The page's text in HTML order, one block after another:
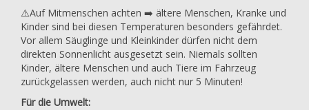
⚠️Auf Mitmenschen achten ➡️ ältere Menschen, Kranke und
Kinder sind bei diesen Temperaturen besonders gefährdet.
Vor allem Säuglinge und Kleinkinder dürfen nicht dem
direkten Sonnenlicht ausgesetzt sein. Niemals sollten
Kinder, ältere Menschen und auch Tiere im Fahrzeug
zurückgelassen werden, auch nicht nur 5 Minuten!
Für die Umwelt: